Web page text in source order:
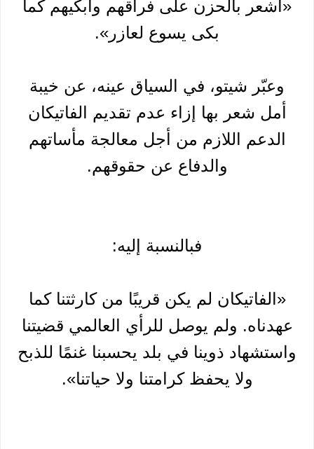
«أشعر بالحزن على فراقهم وأبكيهم كما
بكى يسوع لعازر».
وعبّر شيتو، في السياق عينه، عن خيبة
أمل شعر بها إزاء عدم تقديم الفاتيكان
الدعم اللازم من أجل معالجة مأساتهم
والدفاع عن حقوقهم.
فبالنسبة إليه:
«الفاتيكان لم يكن قريبًا من كارثتنا كما
عهدناه. ولم يوصل للرأي العالمي قضيتنا
واستشهاد ذوينا في بلد يحسبنا غنمًا للذبح
ولا يحفظ كرامتنا ولا حياتنا».